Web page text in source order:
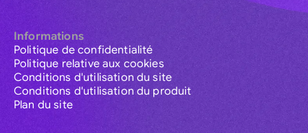
Informations
Politique de confidentialité
Politique relative aux cookies
Conditions d'utilisation du site
Conditions d'utilisation du produit
Plan du site